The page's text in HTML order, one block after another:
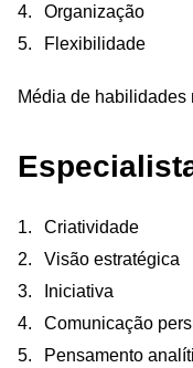
Organização
Flexibilidade
Média de habilidades
Criatividade
Visão estratégica
Iniciativa
Comunicação
Pensamento